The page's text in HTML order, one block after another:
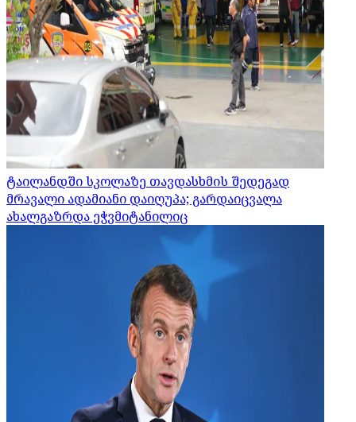
ტაილანდში სკოლაზე თავდასხმის შედეგად
მრავალი ადამიანი დაიღუპა; გარდაიცვალა
ახალგაზრდა ეჭვმიტანილიც